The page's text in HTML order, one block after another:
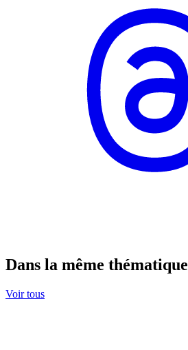
Dans la même thématique
Voir tous